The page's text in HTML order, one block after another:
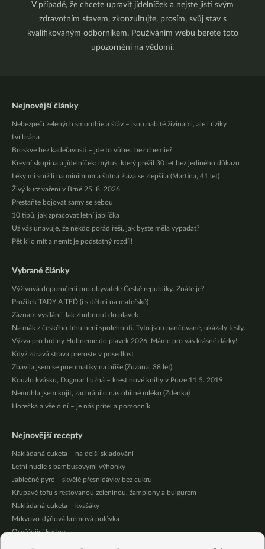
V případě, že chcete upravit jídelníček a nejste jistí svým
zdravotním stavem, zkonzultujte, prosím, svůj stav s
kvalifikovaným odborníkem. Používáním webu berete toto
upozornění na vědomí.
Nejnovější články
Nebezpečí zelených smoothie a šťáv – jsou nabité živinami, ale i riziky
Lví brána
Broskve bez kadeřavosti – jde to vůbec bez chemie?
Krevní skupina a jídelníček: mýtus, který přežil 30 let bez jediného důkazu
Léky mi snížili na minimum a štítná žláza se zlepšila (Martina, 41 let)
Živý kurz vaření v Brně 25. 8. 2026
Přestaňte bojovat samy se sebou
10 tipů, jak zpracovat letní jablíčka
Už vás unavuje, že někdo pořád řeší, jak byste měla vypadat?
Pět kilo mít a nemít je podstatný rozdíl!
Vybrané články
Výživová doporučení pro obyvatele České republiky. Znáte je?
Prožitek TADY A TEĎ (i s dětmi na mateřské)
Záznam vysílání: Jak zhubnout do plavek
Na mák z českého trhu není spolehnutí. Tyto jsou pančované, ukázaly testy.
Výzva pro hrdiny Hubneme do plavek 2026. Máme pro vás krásné dárky!
Když zdravá strava přeroste v posedlost
Zbavila jsem se pneumatiky na břiše (Zuzana, 38 let)
Kouzlo kvásku, Dagmar Lužná – křest nové knihy v Praze 11.5. 2019
Nemohla jsem kojit, zachránilo nás obilné mléko (Zdenka)
Horečka a vše o ní – je náš přítel a pomocník
Nejnovější recepty
Nakládaná cuketa – na delší skladování
Letní nudle s bambusovými výhonky
Jablečné pyré – skvělé přesnídávky bez cukru
Křupavé tofu s restovanou zeleninou, žampiony a bulgurem
Nakládaná cuketa – kvašáky
Mrkvovo-dýňová krémová polévka
Osvěžující kuskus